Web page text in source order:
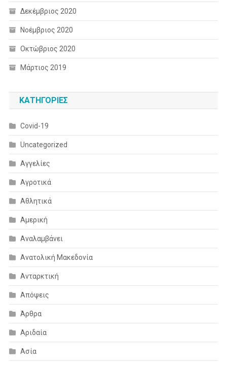
Δεκέμβριος 2020
Νοέμβριος 2020
Οκτώβριος 2020
Μάρτιος 2019
KΑΤΗΓΟΡΊΕΣ
Covid-19
Uncategorized
Αγγελίες
Αγροτικά
Αθλητικά
Αμερική
Αναλαμβάνει
Ανατολική Μακεδονία
Ανταρκτική
Απόψεις
Άρθρα
Αριδαία
Ασία